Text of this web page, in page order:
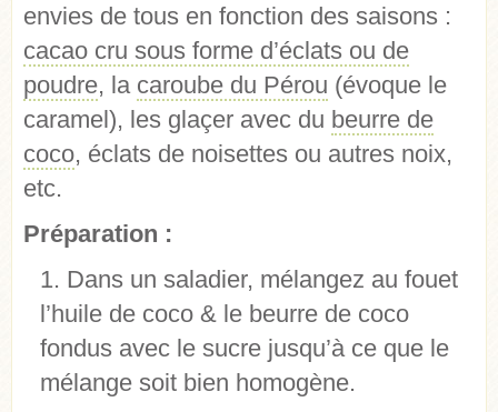
envies de tous en fonction des saisons :
cacao cru sous forme d’éclats ou de
poudre, la caroube du Pérou (évoque le
caramel), les glaçer avec du beurre de
coco, éclats de noisettes ou autres noix,
etc.
Préparation :
Dans un saladier, mélangez au fouet
l’huile de coco & le beurre de coco
fondus avec le sucre jusqu’à ce que le
mélange soit bien homogène.